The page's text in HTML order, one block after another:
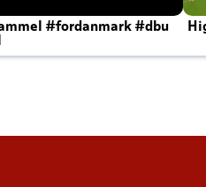
#fordanmark #dbu